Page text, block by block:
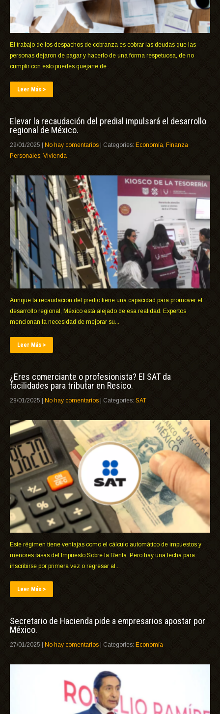
El trabajo de los despachos de cobranza es cobrar las deudas que las
personas dejaron de pagar y hacerlo de una forma respetuosa, de no
cumplir con esto puedes quejarte de...
Leer Más >
Elevar la recaudación del predial impulsará el desarrollo
regional de México.
29/01/2025 | No hay comentarios | Categories: Economía, Finanza
Personales, Vivienda
Aunque la recaudación del predio tiene una capacidad para promover el
desarrollo regional, México está alejado de esa realidad. Expertos
mencionan la necesidad de mejorar su...
Leer Más >
¿Eres comerciante o profesionista? El SAT da
facilidades para tributar en Resico.
28/01/2025 | No hay comentarios | Categories: SAT
Este régimen tiene ventajas como el cálculo automático de impuestos y
menores tasas del Impuesto Sobre la Renta. Pero hay una fecha para
inscribirse por primera vez o regresar al...
Leer Más >
Secretario de Hacienda pide a empresarios apostar por
México.
27/01/2025 No hay comentarios | Categories: Economía